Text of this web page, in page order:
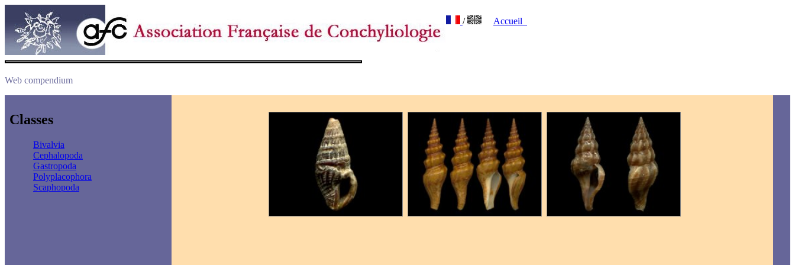
/ Accueil
Web compendium
Classes
Bivalvia
Cephalopoda
Gastropoda
Polyplacophora
Scaphopoda